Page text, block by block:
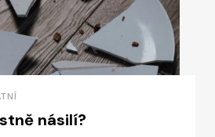
násilí?